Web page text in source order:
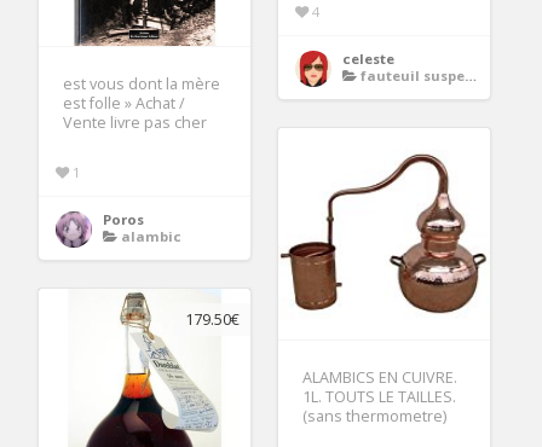
4
celeste
fauteuil suspendu
est vous dont la mère
est folle » Achat /
Vente livre pas cher
1
Poros
alambic
ALAMBICS EN CUIVRE.
1L. TOUTS LE TAILLES.
(sans thermometre)
179.50€